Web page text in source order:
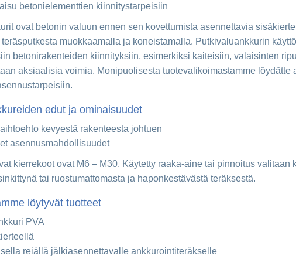
betonielementtien kiinnitystarpeisiin
ovat betonin valuun ennen sen kovettumista asennettavia
muokkaamalla ja koneistamalla. Putkivaluankkurin
betonirakenteiden kiinnityksiin, esimerkiksi kaiteisiin, valaisinten
aksiaalisia voimia. Monipuolisesta tuotevalikoimastamme löydätte
edut ja ominaisuudet
kevyestä rakenteesta johtuen
asennusmahdollisuudet
kierrekoot ovat M6 – M30. Käytetty raaka-aine tai pinnoitus valitaan
tai ruostumattomasta ja haponkestävästä teräksestä.
löytyvät tuotteet
PVA
reiällä jälkiasennettavalle ankkurointiteräkselle